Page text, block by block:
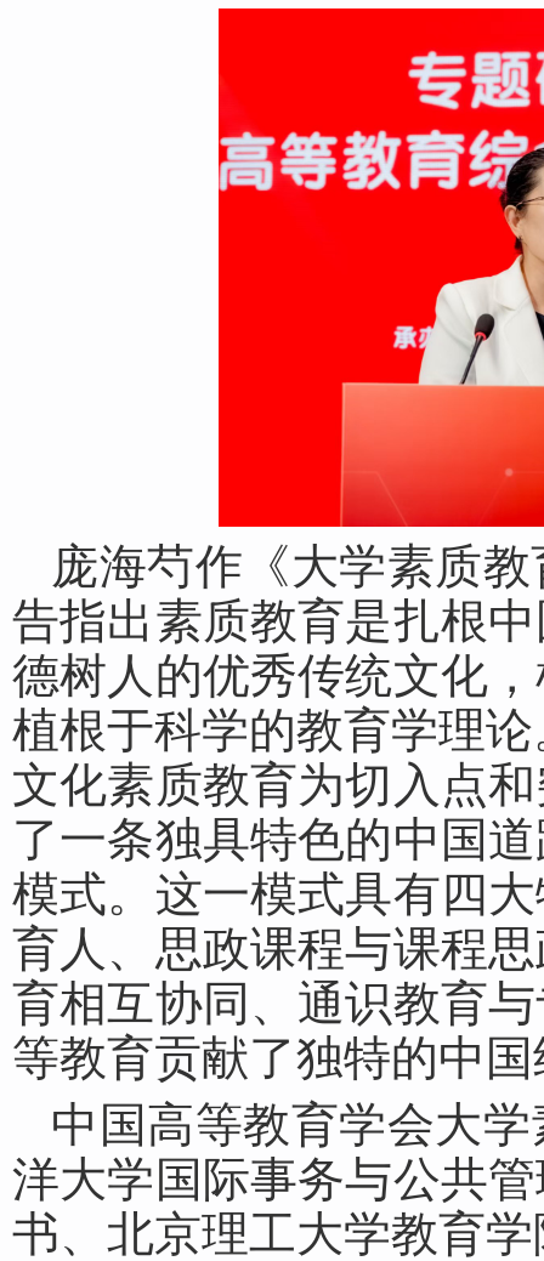
庞海芍作《大学素质
告指出素质教育是扎根
德树人的优秀传统文化
植根于科学的教育学理
文化素质教育为切入点
了一条独具特色的中国
模式。这一模式具有四
育人、思政课程与课程
育相互协同、通识教育
等教育贡献了独特的中
中国高等教育学会大
洋大学国际事务与公共
书、北京理工大学教育